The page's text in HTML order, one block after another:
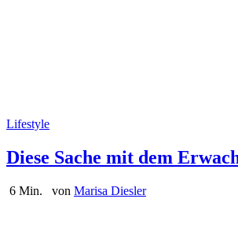
Lifestyle
Diese Sache mit dem
6 Min. von Marisa Diesler